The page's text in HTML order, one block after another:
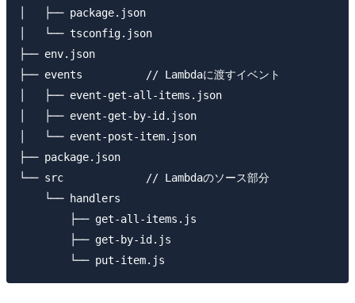
│   ├── package.json
│   └── tsconfig.json
├── env.json
├── events          // Lambdaに渡すイベント
│   ├── event-get-all-items.json
│   ├── event-get-by-id.json
│   └── event-post-item.json
├── package.json
└── src             // Lambdaのソース部分
    └── handlers
        ├── get-all-items.js
        ├── get-by-id.js